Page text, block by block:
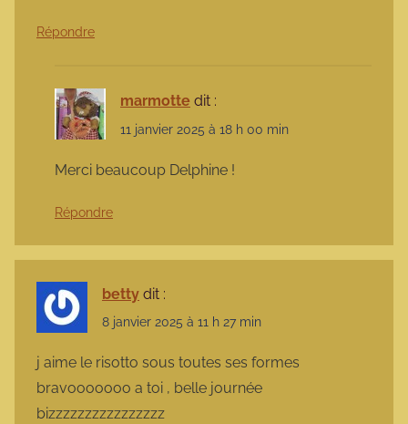
Répondre
marmotte dit :
11 janvier 2025 à 18 h 00 min
Merci beaucoup Delphine !
Répondre
betty dit :
8 janvier 2025 à 11 h 27 min
j aime le risotto sous toutes ses formes
bravooooooo a toi , belle journée
bizzzzzzzzzzzzzzzz